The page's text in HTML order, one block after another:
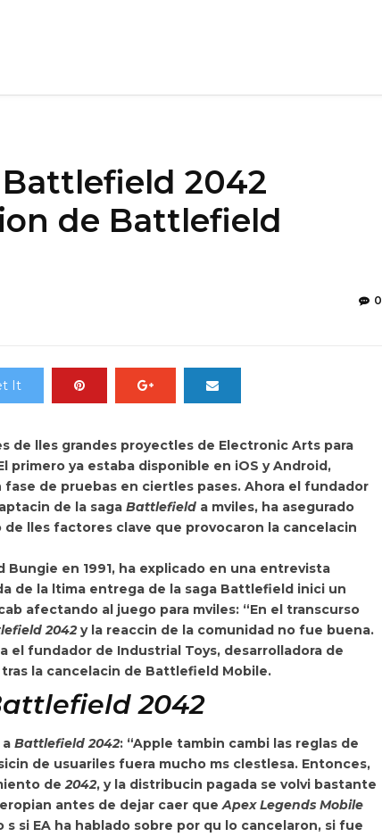
2042
de Battlefield
0
It
de lles grandes proyectles de Electronic Arts para
primero ya estaba disponible en iOS y Android,
de pruebas en ciertles pases. Ahora el fundador
de la saga Battlefield a mviles, ha asegurado
lles factores clave que provocaron la cancelacin
en 1991, ha explicado en una entrevista
de la ltima entrega de la saga Battlefield inici un
afectando al juego para mviles: “En el transcurso
2042yla reaccin de la comunidad no fue buena.
fundador de Industrial Toys, desarrolladora de
la cancelacin de Battlefield Mobile.
2042
Battlefield 2042: “Apple tambin cambi las reglas de
de usuariles fuera mucho ms clestlesa. Entonces,
de2042, y la distribucin pagada se volvi bastante
antes de dejar caer queApex Legends Mobile
s si EA ha hablado sobre por qu lo cancelaron, si fue